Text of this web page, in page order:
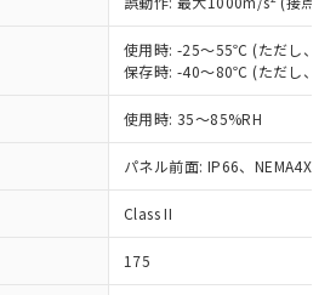
使用時: -25～55℃ (ただし、氷
保存時: -40～80℃ (ただし、氷
使用時: 35～85%RH
パネル前面: IP66、NEMA4X,
Class II
175
ツ機能（部品リスト作成サー
ご利用いただくには、I-Web
ズにご登録されている必要が
当ウェブサイト上で当社にご
た部品リストについて、当社
社の共同利用者が、当社の製
スに関するお客様との取
に必要な範囲で利用すること
ださい。
共同利用者とは、"個人情報
替え状況などにより、予定
とがあります。
明書ダウンロード
明書をダウンロードするこ
10物質）の非含有証明書
の使用状況下において有害物
いし、環境に深刻な影響を
を意味します。
です。当社販売部門へお問
。
よび販売に係わる関係者が違
するおそれがある場合は、取
いたしません。
生産機種、また在庫状況の
を公開していない機種